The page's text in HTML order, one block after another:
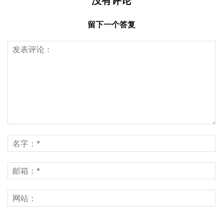
留下一个答复